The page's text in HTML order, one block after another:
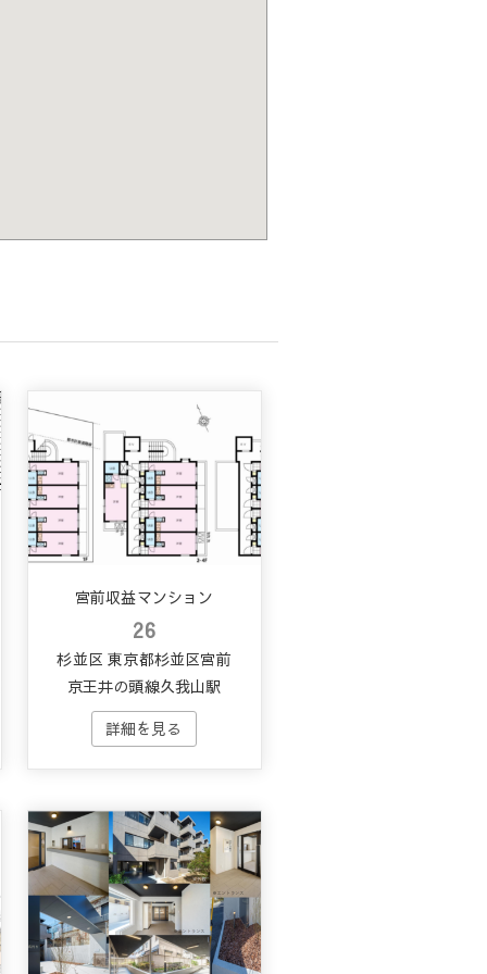
宮前収益マンション
26
杉並区 東京都杉並区宮前
京王井の頭線久我山駅